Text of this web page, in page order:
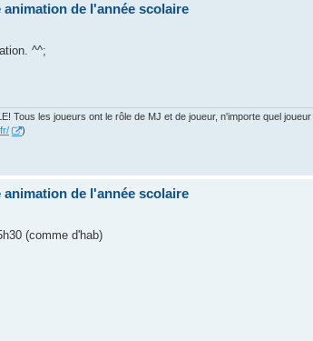
animation de l'année scolaire
^^;
Tous les joueurs ont le rôle de MJ et de joueur, n'importe quel
)
animation de l'année scolaire
(comme d'hab)